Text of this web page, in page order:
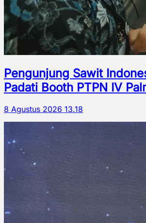
Pengunjung Sawit
Padati Booth PTPN IV
8 Agustus 2026 13.18